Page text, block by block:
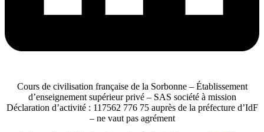
Cours de civilisation française de la Sorbonne – Établissement
d’enseignement supérieur privé – SAS société à mission
Déclaration d’activité : 117562 776 75 auprès de la préfecture d’IdF
– ne vaut pas agrément